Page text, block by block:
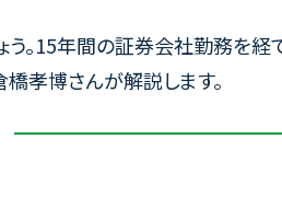
。15年間の証券会社勤務を経
孝博さんが解説します。